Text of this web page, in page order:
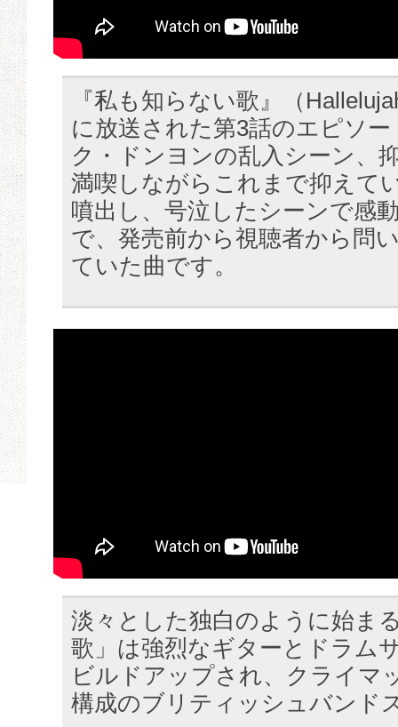
『私も知らない歌』（
に放送された第3話のエピソ
ク・ドンヨンの乱入シーン、
満喫しながらこれまで抑えて
噴出し、号泣したシーンで感
で、発売前から視聴者から問
ていた曲です。
淡々とした独白のように始ま
歌」は強烈なギターとドラム
ビルドアップされ、クライマ
構成のブリティッシュバンド